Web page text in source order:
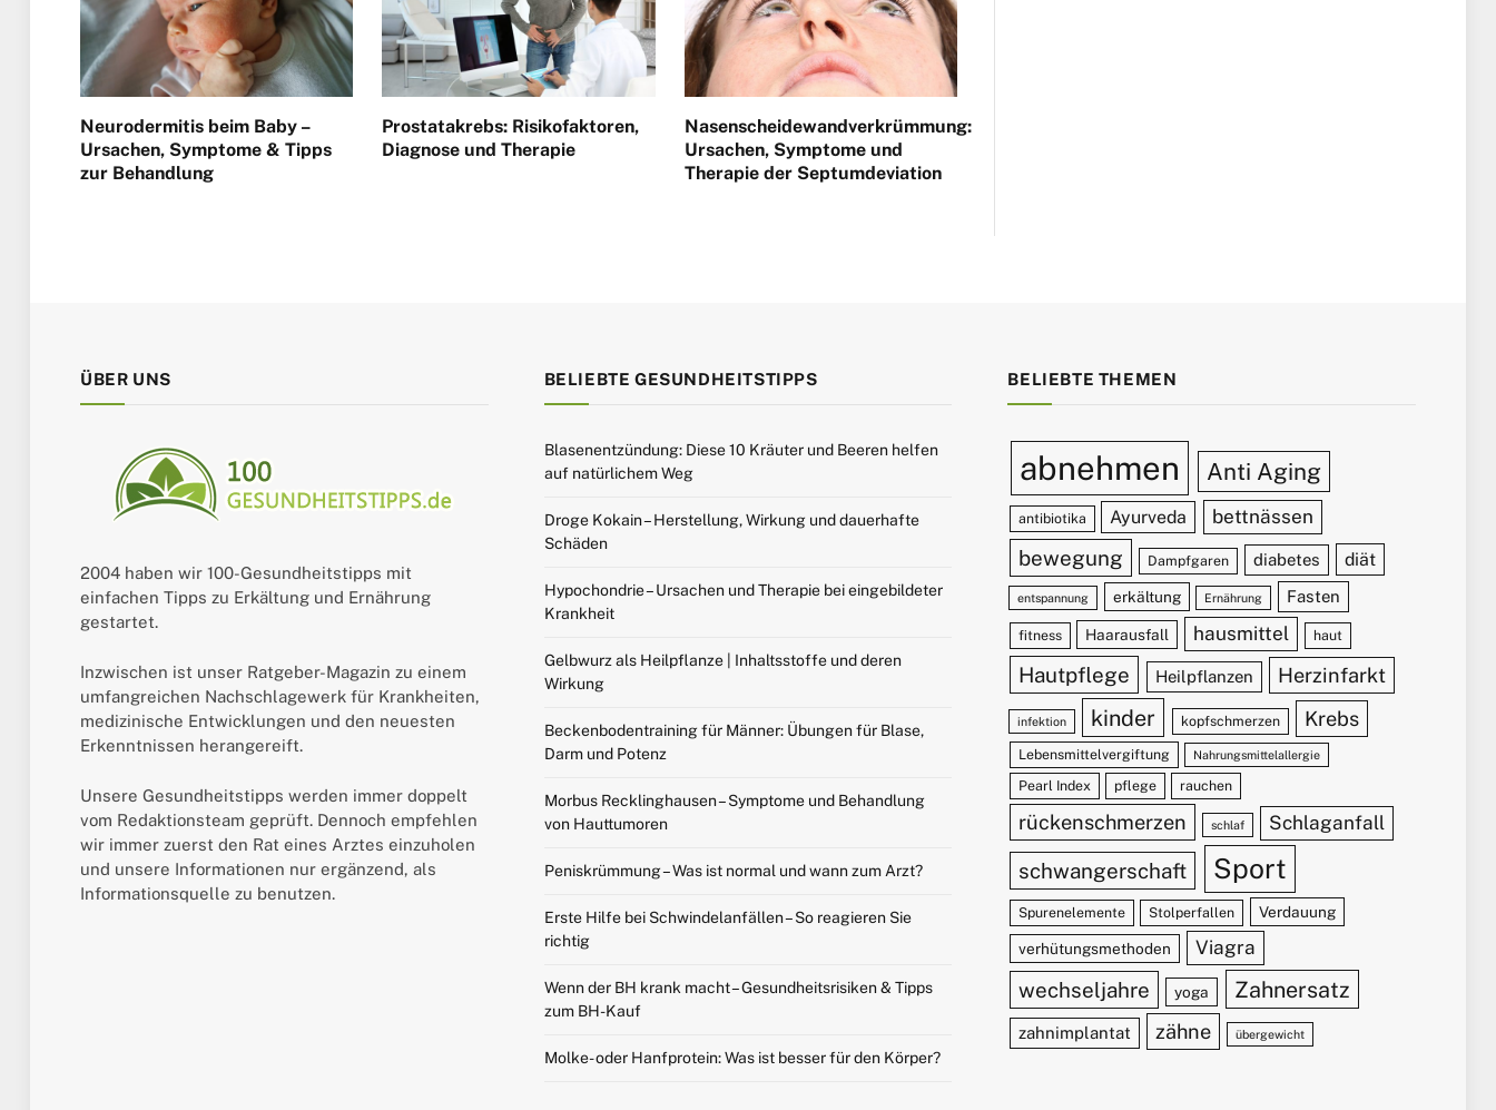
Neurodermitis beim Baby –
Ursachen, Symptome & Tipps
zur Behandlung
Prostatakrebs: Risikofaktoren,
Diagnose und Therapie
Nasenscheidewandverkrümmung:
Ursachen, Symptome und
Therapie der Septumdeviation
ÜBER UNS
2004 haben wir 100-Gesundheitstipps mit
einfachen Tipps zu Erkältung und Ernährung
gestartet.
Inzwischen ist unser Ratgeber-Magazin zu einem
umfangreichen Nachschlagewerk für Krankheiten,
medizinische Entwicklungen und den neuesten
Erkenntnissen herangereift.
Unsere Gesundheitstipps werden immer doppelt
vom Redaktionsteam geprüft. Dennoch empfehlen
wir immer zuerst den Rat eines Arztes einzuholen
und unsere Informationen nur ergänzend, als
Informationsquelle zu benutzen.
BELIEBTE GESUNDHEITSTIPPS
Blasenentzündung: Diese 10 Kräuter und Beeren helfen
auf natürlichem Weg
Droge Kokain – Herstellung, Wirkung und dauerhafte
Schäden
Hypochondrie – Ursachen und Therapie bei eingebildeter
Krankheit
Gelbwurz als Heilpflanze | Inhaltsstoffe und deren
Wirkung
Beckenbodentraining für Männer: Übungen für Blase,
Darm und Potenz
Morbus Recklinghausen – Symptome und Behandlung
von Hauttumoren
Peniskrümmung – Was ist normal und wann zum Arzt?
Erste Hilfe bei Schwindelanfällen – So reagieren Sie
richtig
Wenn der BH krank macht – Gesundheitsrisiken & Tipps
zum BH-Kauf
Molke- oder Hanfprotein: Was ist besser für den Körper?
BELIEBTE THEMEN
abnehmen Anti Aging
antibiotika Ayurveda bettnässen
bewegung Dampfgaren diabetes diät
entspannung erkältung Ernährung Fasten
fitness Haarausfall hausmittel haut
Hautpflege Heilpflanzen Herzinfarkt
infektion kinder kopfschmerzen Krebs
Lebensmittelvergiftung Nahrungsmittelallergie
Pearl Index pflege rauchen
rückenschmerzen schlaf Schlaganfall
schwangerschaft Sport
Spurenelemente Stolperfallen Verdauung
verhütungsmethoden Viagra
wechseljahre yoga Zahnersatz
zahnimplantat zähne übergewicht